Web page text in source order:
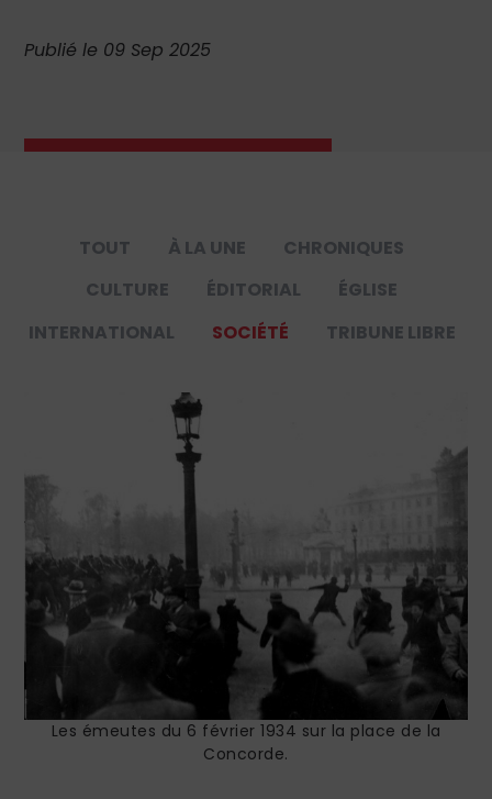
Publié le 09 Sep 2025
TOUT À LA UNE
CHRONIQUES
CULTURE
ÉDITORIAL
ÉGLISE
INTERNATIONAL
SOCIÉTÉ TRIBUNE LIBRE
Les émeutes du 6 février 1934 sur la place de la
Concorde.